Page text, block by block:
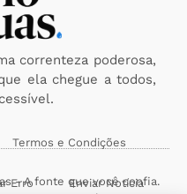
correnteza poderosa,
ela chegue a todos,
Termos e Condições
Erro Enviar Notícia
- A fonte que você confia.